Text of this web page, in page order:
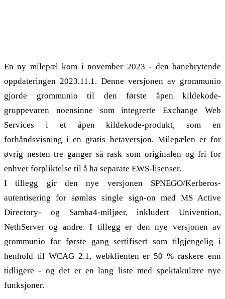
En ny milepæl kom i november 2023 - den banebrytende
oppdateringen 2023.11.1. Denne versjonen av grommunio
gjorde grommunio til den første åpen kildekode-
gruppevaren noensinne som integrerte Exchange Web
Services i et åpen kildekode-produkt, som en
forhåndsvisning i en gratis betaversjon. Milepælen er for
øvrig nesten tre ganger så rask som originalen og fri for
enhver forpliktelse til å ha separate EWS-lisenser.
I tillegg gir den nye versjonen SPNEGO/Kerberos-
autentisering for sømløs single sign-on med MS Active
Directory- og Samba4-miljøer, inkludert Univention,
NethServer og andre. I tillegg er den nye versjonen av
grommunio for første gang sertifisert som tilgjengelig i
henhold til WCAG 2.1, webklienten er 50 % raskere enn
tidligere - og det er en lang liste med spektakulære nye
funksjoner.